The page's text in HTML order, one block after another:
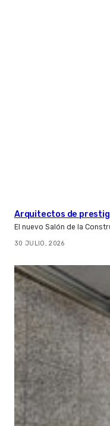
Arquitectos de
El nuevo Salón de la
30 JULIO, 2026